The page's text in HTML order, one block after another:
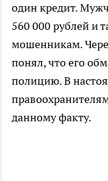
один кредит.
560 000 рублей и
мошенникам.
понял, что его
полицию. В
данному факту.